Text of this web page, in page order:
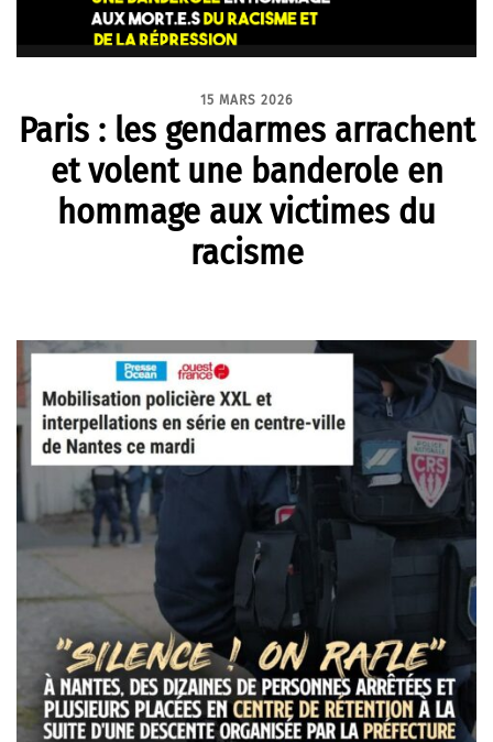
15 MARS 2026
Paris : les gendarmes arrachent
et volent une banderole en
hommage aux victimes du
racisme